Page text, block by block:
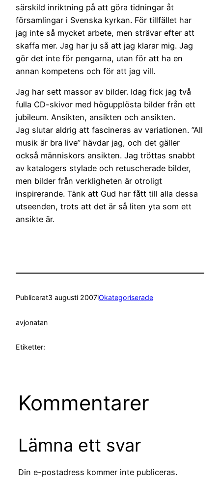
särskild inriktning på att göra tidningar åt
församlingar i Svenska kyrkan. För tillfället har
jag inte så mycket arbete, men strävar efter att
skaffa mer. Jag har ju så att jag klarar mig. Jag
gör det inte för pengarna, utan för att ha en
annan kompetens och för att jag vill.
Jag har sett massor av bilder. Idag fick jag två
fulla CD-skivor med högupplösta bilder från ett
jubileum. Ansikten, ansikten och ansikten.
Jag slutar aldrig att fascineras av variationen. ”All
musik är bra live” hävdar jag, och det gäller
också människors ansikten. Jag tröttas snabbt
av katalogers stylade och retuscherade bilder,
men bilder från verkligheten är otroligt
inspirerande. Tänk att Gud har fått till alla dessa
utseenden, trots att det är så liten yta som ett
ansikte är.
Publicerat3 augusti 2007iOkategoriserade
avjonatan
Etiketter:
Kommentarer
Lämna ett svar
Din e-postadress kommer inte publiceras.